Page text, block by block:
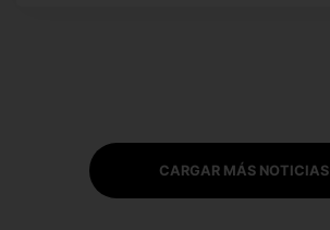
CARGAR MÁS NOTICIAS